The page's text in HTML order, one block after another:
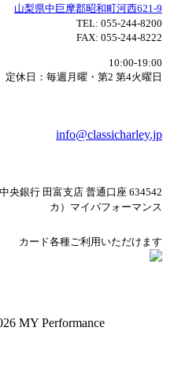
山梨県中巨摩郡昭和町河西621-9
TEL: 055-244-8200
FAX: 055-244-8222
10:00-19:00
定休日：毎週月曜・第2 第4火曜日
info@classicharley.jp
央銀行 田富支店 普通口座 634542
カ）マイパフォーマンス
カード各種ご利用いただけます
MY Performance